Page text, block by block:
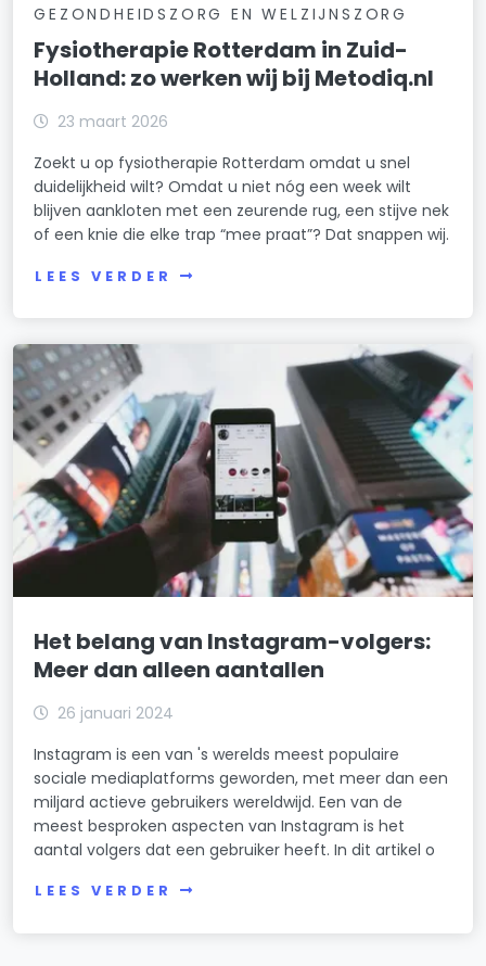
GEZONDHEIDSZORG EN WELZIJNSZORG
Fysiotherapie Rotterdam in Zuid-
Holland: zo werken wij bij Metodiq.nl
23 maart 2026
Zoekt u op fysiotherapie Rotterdam omdat u snel
duidelijkheid wilt? Omdat u niet nóg een week wilt
blijven aankloten met een zeurende rug, een stijve nek
of een knie die elke trap “mee praat”? Dat snappen wij.
LEES VERDER
Het belang van Instagram-volgers:
Meer dan alleen aantallen
26 januari 2024
Instagram is een van 's werelds meest populaire
sociale mediaplatforms geworden, met meer dan een
miljard actieve gebruikers wereldwijd. Een van de
meest besproken aspecten van Instagram is het
aantal volgers dat een gebruiker heeft. In dit artikel o
LEES VERDER